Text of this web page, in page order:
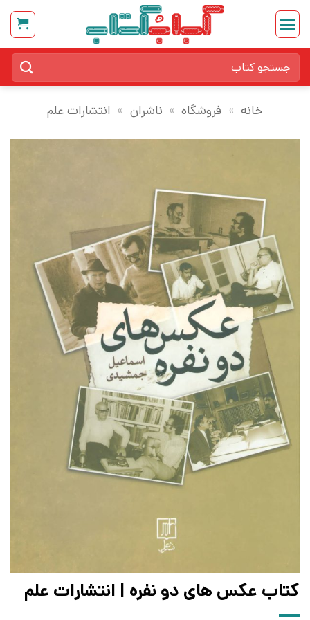
Skip
content
برای:
خانه » فروشگاه » ناشران » انتشارات علم
کتاب عکس های دو نفره | انتشارات علم